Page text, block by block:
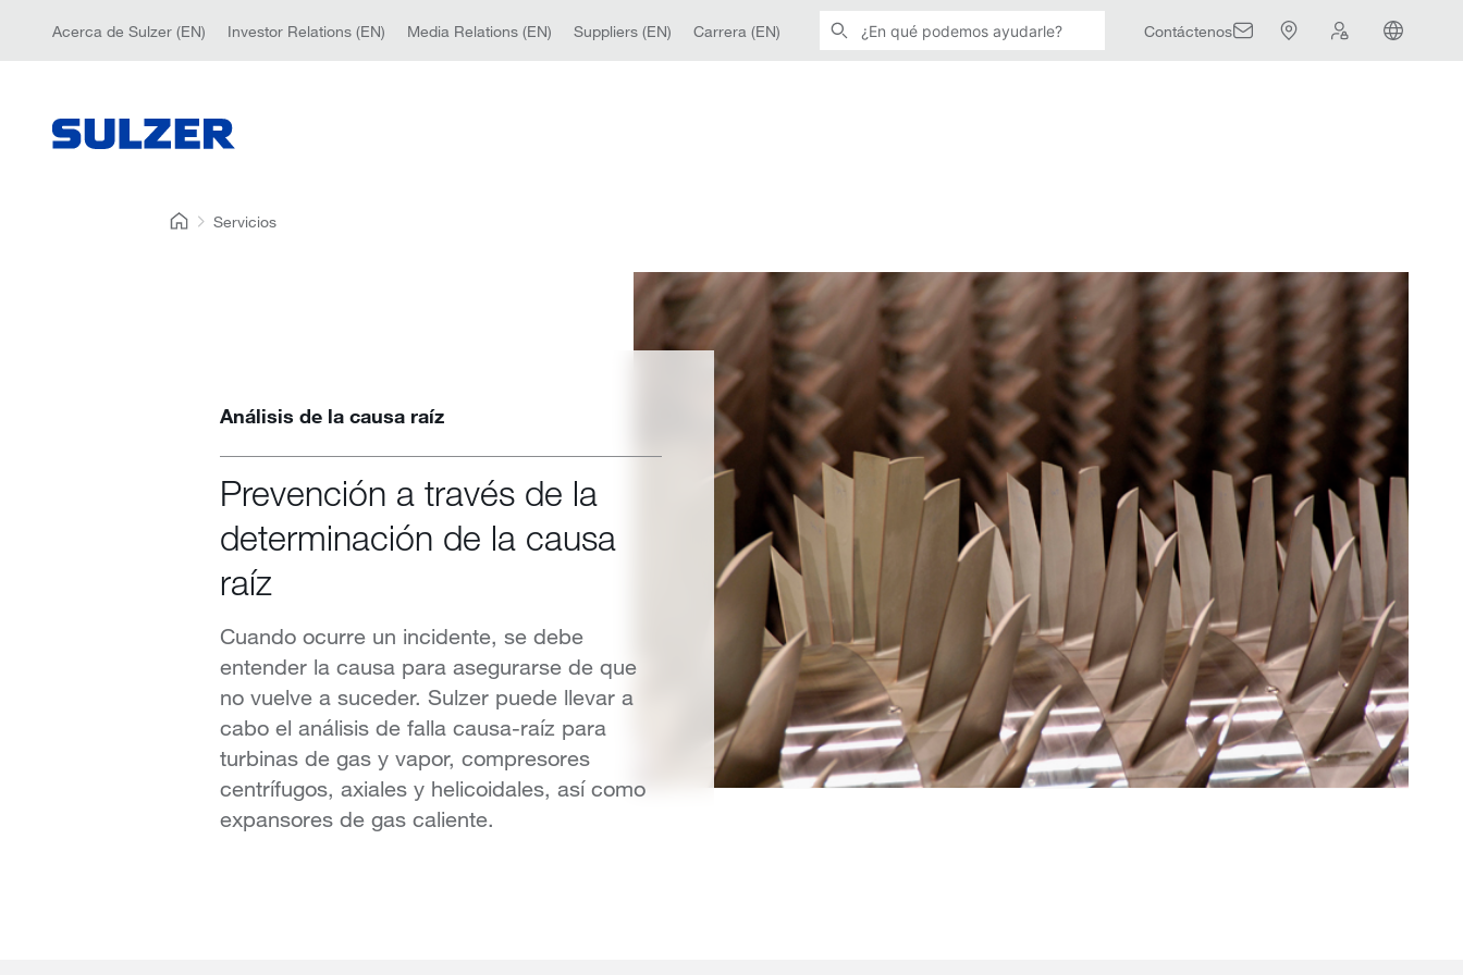
Contáctenos
Acerca de Sulzer (EN) Investor Relations (EN) Media Relations (EN) Suppliers (EN) Carrera (EN)
Servicios
Análisis de la causa raíz
Prevención a través de la
determinación de la causa
raíz
Cuando ocurre un incidente, se debe
entender la causa para asegurarse de que
no vuelve a suceder. Sulzer puede llevar a
cabo el análisis de falla causa-raíz para
turbinas de gas y vapor, compresores
centrífugos, axiales y helicoidales, así como
expansores de gas caliente.